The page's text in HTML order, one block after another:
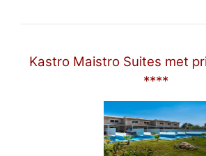
Kastro Maistro Suites met
****